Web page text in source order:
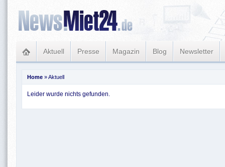
Aktuell Presse Magazin Blog Newsletter
Home »Aktuell
Leider wurde nichts gefunden.